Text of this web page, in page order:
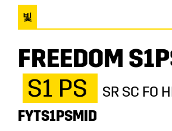
빛
FREEDOM
S1 PS
SR SC FO
FYTS1PSMID